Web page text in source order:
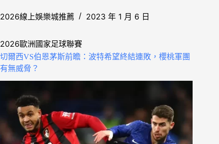
2026線上娛樂城推薦 2023 年 1 月 6 日
2026歐洲國家足球聯賽
切爾西VS伯恩茅斯前瞻：波特希望終結連敗，櫻桃軍團
有無威脅？